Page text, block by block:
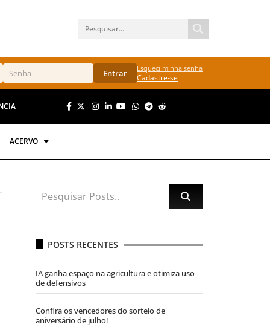
Entrar Esqueci minha senha
Cadastre-se
ACERVO
POSTS RECENTES
IA ganha espaço na agricultura e otimiza uso
de defensivos
Confira os vencedores do sorteio de
aniversário de julho!